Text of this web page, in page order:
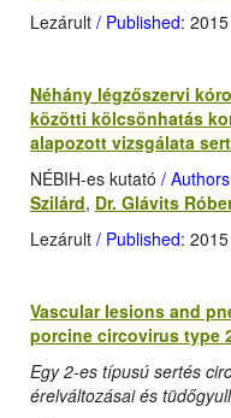
Lezárult / Published: 2015
Néhány légzőszervi
közötti kölcsönhatás
alapozott vizsgálata
NÉBIH-es kutató /
Szilárd, Dr. Glávits
Lezárult / Published: 2015
Vascular lesions and
porcine circovirus type
Egy 2-es típusú sertés
érelváltozásai és